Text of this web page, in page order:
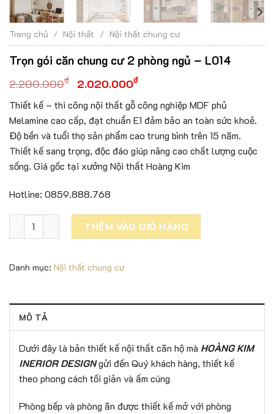
Trang chủ / Nội thất / Nội thất chung cư
Trọn gói căn chung cư 2 phòng ngủ – L014
2.200.000₫ 2.020.000₫
Thiết kế – thi công nội thất gỗ công nghiệp MDF phủ
Melamine cao cấp, đạt chuẩn E1 đảm bảo an toàn sức khoẻ.
Độ bền và tuổi thọ sản phẩm cao trung bình trên 15 năm.
Thiết kế sang trọng, độc đáo giúp nâng cao chất lượng cuộc
sống. Giá gốc tại xưởng Nội thất Hoàng Kim
Hotline: 0859.888.768
Trọn gói căn chung cư 2 phòng ngủ - L014 số lượng
THÊM VÀO GIỎ HÀNG
Danh mục: Nội thất chung cư
MÔ TẢ
Dưới đây là bản thiết kế nội thất căn hộ mà HOÀNG KIM
INERIOR DESIGNgửi đến Quý khách hàng, thiết kế
theo phong cách tối giản và ấm cúng
Phòng bếp và phòng ăn được thiết kế mở với phòng